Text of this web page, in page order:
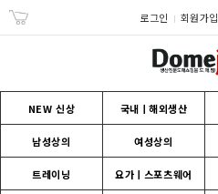
로그인 회원가입
NEW 신상 국내ㅣ해외생산
남성상의 여성상의
트레이닝 요가ㅣ스포츠웨어